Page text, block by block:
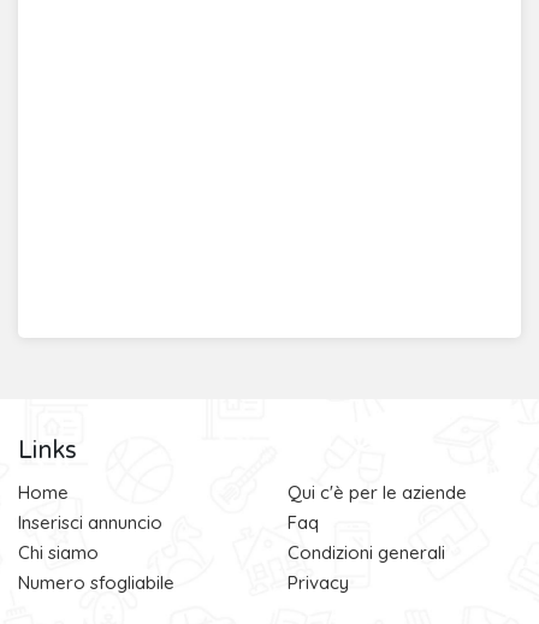
Links
Home
Inserisci annuncio
Chi siamo
Numero sfogliabile
Qui c'è per le aziende
Faq
Condizioni generali
Privacy